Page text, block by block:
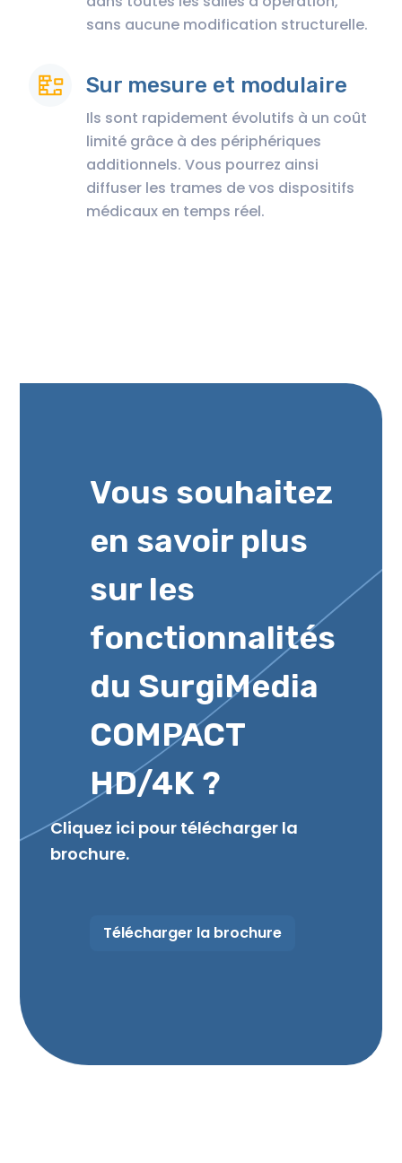
sans aucune modification structurelle.
Sur mesure et modulaire
Ils sont rapidement évolutifs à un coût
limité grâce à des périphériques
additionnels. Vous pourrez ainsi
diffuser les trames de vos dispositifs
médicaux en temps réel.
Vous souhaitez
en savoir plus
sur les
fonctionnalités
du SurgiMedia
COMPACT
HD/4K ?
Cliquez ici pour télécharger la
brochure.
Télécharger la brochure